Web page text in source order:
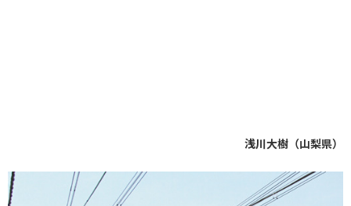
浅川大樹（山梨県）